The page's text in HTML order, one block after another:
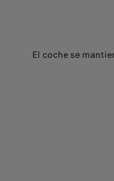
El coche se